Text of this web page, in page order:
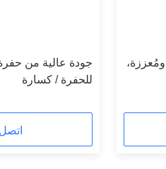
ومُعززة،
جودة عالية من
للحفرة / كسارة